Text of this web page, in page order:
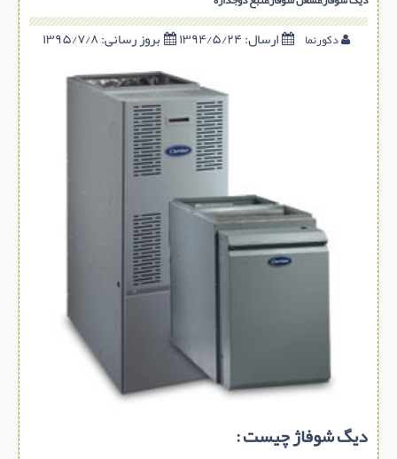
درب و پنجره
بتن-بتون
عایق ساختمان
سرویس بهداشتی
تاسیسات ساختمان
ابزار آلات ساختمانی
تعمیر و نگهداری ساختمان
محوطه سازی و نما
دکورنما ارسال:۱۳۹۴/۵/۲۴ بروز رسانی:
دیگ شوفاژ چیست :